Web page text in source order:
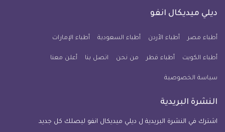
فيسبوكتويتر
يوتيوب
معلومة
للآيفون
ديلي ميديكال انفو
أطباء مصر أطباء الأردن أطباء السعودية أطباء الإمارات
أطباء الكويت أطباء قطر من نحن اتصل بنا أعلن معنا
سياسة الخصوصية
النشرة البريدية
اشترك في النشرة البريدية ل ديلي ميديكال انفو ليصلك كل جديد